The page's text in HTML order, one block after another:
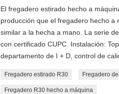
El fregadero estirado hecho a
producción que el fregadero hecho a
similar a la hecha a mano. La serie
con certificado CUPC. Instalación:
departamento de I + D, control de
Fregadero estirado R30 Fregadero
Fregadero R30 hecho a máquina